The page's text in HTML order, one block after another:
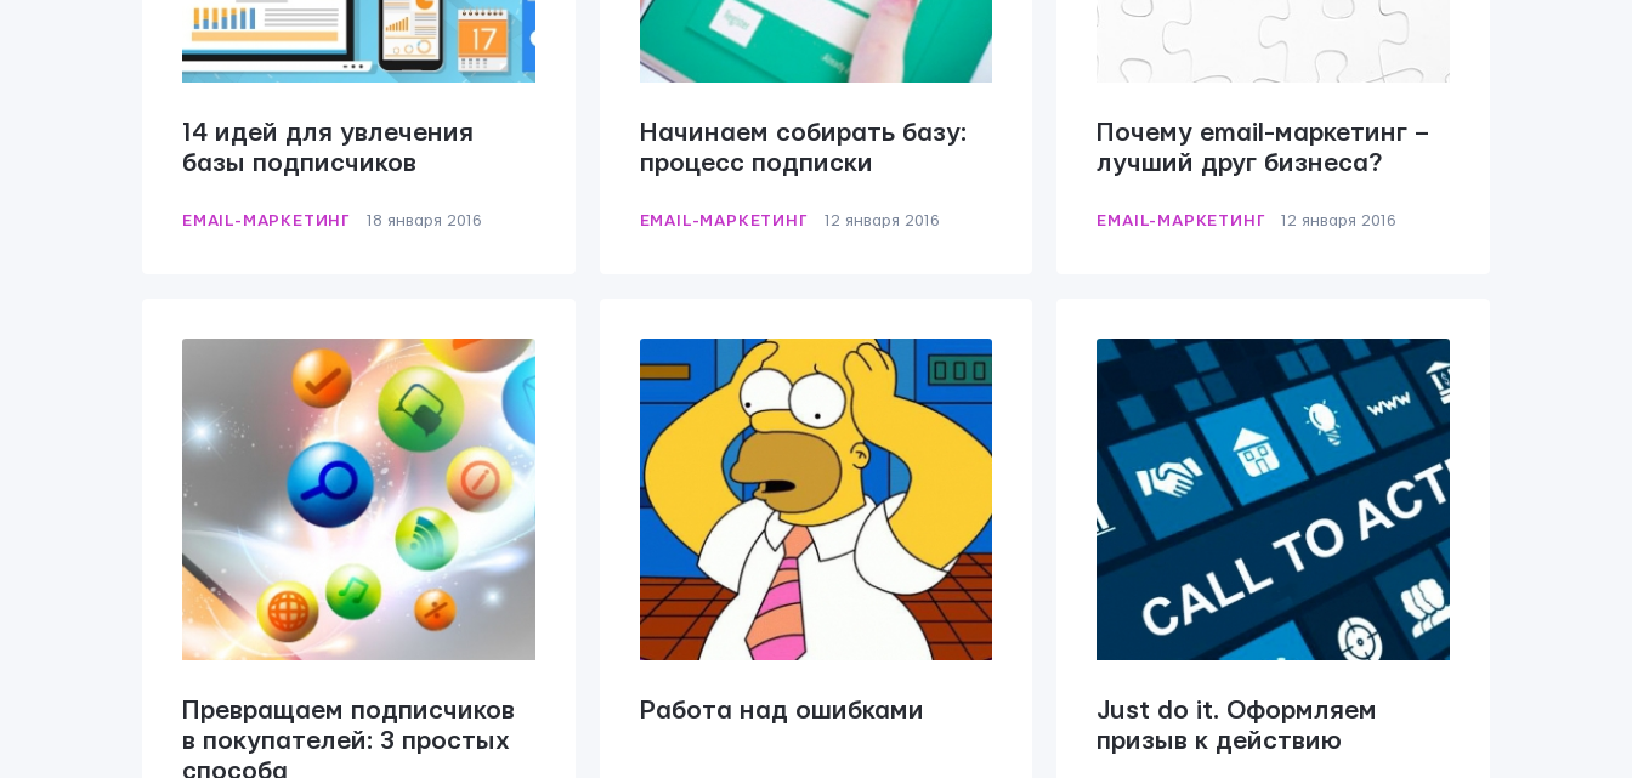
14 идей для увлечения
базы подписчиков
EMAIL-МАРКЕТИНГ 18 января 2016
Начинаем собирать базу:
процесс подписки
EMAIL-МАРКЕТИНГ 12 января 2016
Почему email-маркетинг –
лучший друг бизнеса?
EMAIL-МАРКЕТИНГ 12 января 2016
Превращаем подписчиков
в покупателей: 3 простых
способа
Работа над ошибками
Just do it. Оформляем
призыв к действию
Свяжитесь с нами